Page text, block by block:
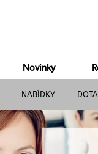
Novinky
NABÍDKY